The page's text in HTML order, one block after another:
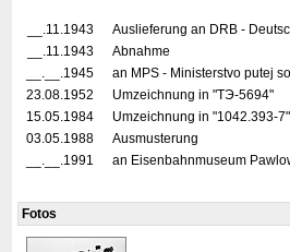
__.11.1943
Auslieferung an DRB -
__.11.1943
Abnahme
__.__.1945
an MPS - Ministerstvo putej
23.08.1952
Umzeichnung in "TЭ-5694"
15.05.1984
Umzeichnung in "1042.393-
03.05.1988
Ausmusterung
__.__.1991
an Eisenbahnmuseum
Fotos